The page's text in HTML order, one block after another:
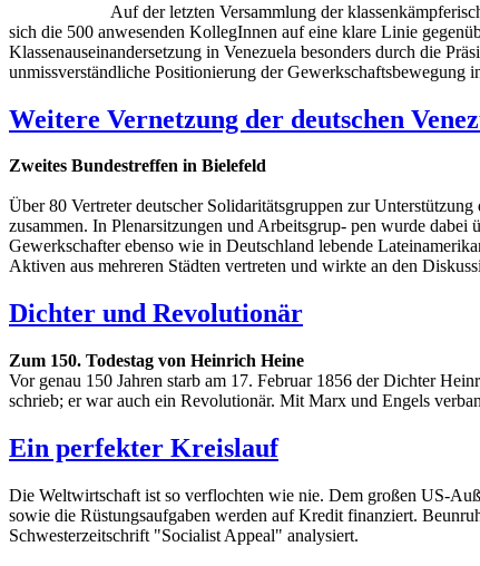
Auf der letzten Versammlung der
sich die 500 anwesenden KollegInnen auf eine klare Linie
Klassenauseinandersetzung in Venezuela besonders durch die
unmissverständliche Positionierung der
Weitere Vernetzung der deutschen
Zweites Bundestreffen in Bielefeld
Über 80 Vertreter deutscher Solidaritätsgruppen zur
zusammen. In Plenarsitzungen und Arbeitsgrup- pen wurde
Gewerkschafter ebenso wie in Deutschland lebende
Aktiven aus mehreren Städten vertreten und wirkte an den
Dichter und Revolutionär
Zum 150. Todestag von Heinrich Heine
Vor genau 150 Jahren starb am 17. Februar 1856 der Dichter
schrieb; er war auch ein Revolutionär. Mit Marx und Engels
Ein perfekter Kreislauf
Die Weltwirtschaft ist so verflochten wie nie. Dem großen US-
sowie die Rüstungsaufgaben werden auf Kredit finanziert.
Schwesterzeitschrift "Socialist Appeal" analysiert.